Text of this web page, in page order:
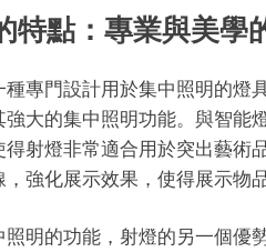
特點：專業與美學
種專門設計用於集中照明的燈
強大的集中照明功能。與智能
得射燈非常適合用於突出藝術
強化展示效果，使得展示物
照明的功能，射燈的另一個優